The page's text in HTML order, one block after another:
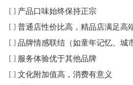
产品口味始终保持正宗
普通店性价比高，精品店满足高
品牌情感联结（如童年记忆、城
服务体验优于其他品牌
文化附加值高，消费有意义